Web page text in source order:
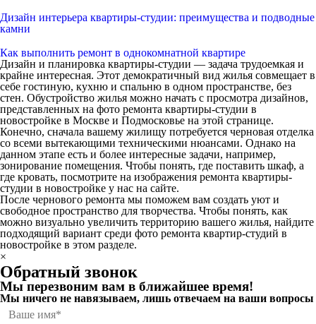
Дизайн интерьера квартиры-студии: преимущества и подводные
камни
Как выполнить ремонт в однокомнатной квартире
Дизайн и планировка квартиры-студии — задача трудоемкая и
крайне интересная. Этот демократичный вид жилья совмещает в
себе гостиную, кухню и спальню в одном пространстве, без
стен. Обустройство жилья можно начать с просмотра дизайнов,
представленных на фото ремонта квартиры-студии в
новостройке в Москве и Подмосковье на этой странице.
Конечно, сначала вашему жилищу потребуется черновая отделка
со всеми вытекающими техническими нюансами. Однако на
данном этапе есть и более интересные задачи, например,
зонирование помещения. Чтобы понять, где поставить шкаф, а
где кровать, посмотрите на изображения ремонта квартиры-
студии в новостройке у нас на сайте.
После чернового ремонта мы поможем вам создать уют и
свободное пространство для творчества. Чтобы понять, как
можно визуально увеличить территорию вашего жилья, найдите
подходящий вариант среди фото ремонта квартир-студий в
новостройке в этом разделе.
×
Обратный звонок
Мы перезвоним вам в ближайшее время!
Мы ничего не навязываем, лишь отвечаем на ваши вопросы